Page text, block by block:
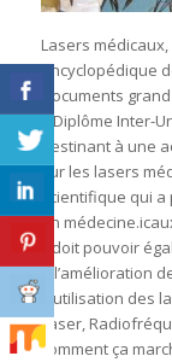
Lasers
encyclopédique
Documents
– Diplôme Inter-
destinant à une
sur les lasers
scientifique qui
en
Il doit pouvoir
à l’amélioration
d’utilisation des
Laser,
comment ça